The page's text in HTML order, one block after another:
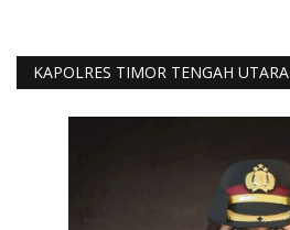
KAPOLRES TIMOR TENGAH UTARA